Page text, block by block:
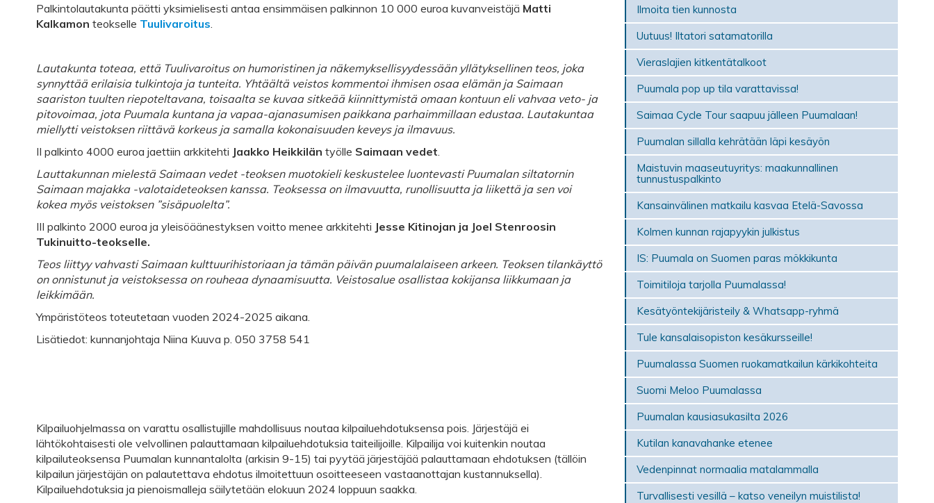
Palkintolautakunta päätti yksimielisesti antaa ensimmäisen palkinnon 10 000 euroa kuvanveistäjä Matti
Kalkamon teokselle Tuulivaroitus
Lautakunta toteaa, että Tuulivaroitus on humoristinen ja näkemyksellisyydessään yllätyksellinen teos, joka
synnyttää erilaisia tulkintoja ja tunteita. Yhtäältä veistos kommentoi ihmisen osaa elämän ja Saimaan
saariston tuulten riepoteltavana, toisaalta se kuvaa sitkeää kiinnittymistä omaan kontuun eli vahvaa veto- ja
pitovoimaa, jota Puumala kuntana ja vapaa-ajanasumisen paikkana parhaimmillaan edustaa. Lautakuntaa
miellytti veistoksen riittävä korkeus ja samalla kokonaisuuden keveys ja ilmavuus.
II palkinto 4000 euroa jaettiin arkkitehti Jaakko Heikkilän työlle Saimaan vedet
Lauttakunnan mielestä Saimaan vedet -teoksen muotokieli keskustelee luontevasti Puumalan siltatornin
Saimaan majakka -valotaideteoksen kanssa. Teoksessa on ilmavuutta, runollisuutta ja liikettä ja sen voi
kokea myös veistoksen ”sisäpuolelta”.
III palkinto 2000 euroa ja yleisöäänestyksen voitto menee arkkitehti Jesse Kitinojan ja Joel Stenroosin
Tukinuitto-teokselle.
Teos liittyy vahvasti Saimaan kulttuurihistoriaan ja tämän päivän puumalalaiseen arkeen. Teoksen tilankäyttö
on onnistunut ja veistoksessa on rouheaa dynaamisuutta. Veistosalue osallistaa kokijansa liikkumaan ja
leikkimään.
Ympäristöteos toteutetaan vuoden 2024-2025 aikana.
Lisätiedot: kunnanjohtaja Niina Kuuva p. 050 3758 541
Kilpailuohjelmassa on varattu osallistujille mahdollisuus noutaa kilpailuehdotuksensa pois. Järjestäjä ei
lähtökohtaisesti ole velvollinen palauttamaan kilpailuehdotuksia taiteilijoille. Kilpailija voi kuitenkin noutaa
kilpailuteoksensa Puumalan kunnantalolta (arkisin 9-15) tai pyytää järjestäjää palauttamaan ehdotuksen (tällöin
kilpailun järjestäjän on palautettava ehdotus ilmoitettuun osoitteeseen vastaanottajan kustannuksella).
Kilpailuehdotuksia ja pienoismalleja säilytetään elokuun 2024 loppuun saakka.
Ilmoita tien kunnosta
Uutuus! Iltatori satamatorilla
Vieraslajien kitkentätalkoot
Puumala pop up tila varattavissa!
Saimaa Cycle Tour saapuu jälleen Puumalaan!
Puumalan sillalla kehrätään läpi kesäyön
Maistuvin maaseutuyritys: maakunnallinen
tunnustuspalkinto
Kansainvälinen matkailu kasvaa Etelä-Savossa
Kolmen kunnan rajapyykin julkistus
IS: Puumala on Suomen paras mökki­kunta
Toimitiloja tarjolla Puumalassa!
Kesätyöntekijäristeily & Whatsapp-ryhmä
Tule kansalaisopiston kesäkursseille!
Puumalassa Suomen ruokamatkailun kärkikohteita
Suomi Meloo Puumalassa
Puumalan kausiasukasilta 2026
Kutilan kanavahanke etenee
Vedenpinnat normaalia matalammalla
Turvallisesti vesillä – katso veneilyn muistilista!